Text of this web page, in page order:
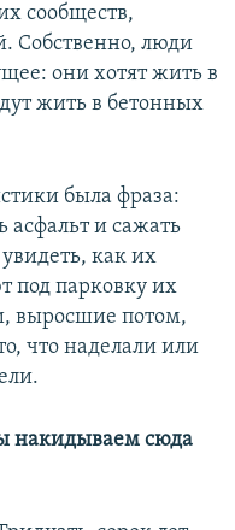
сообществ,
Собственно, люди
они хотят жить в
жить в бетонных
была фраза:
асфальт и сажать
как их
под парковку их
выросшие потом,
что наделали или
накидываем сюда